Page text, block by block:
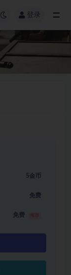
登录
5金币
免费
免费